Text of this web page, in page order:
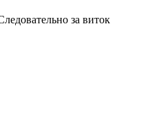
за виток